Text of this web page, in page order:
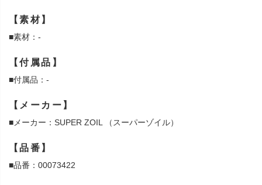
【素材】
■素材：-
【付属品】
■付属品：-
【メーカー】
■メーカー：SUPER ZOIL （スーパーゾイル）
【品番】
■品番：00073422